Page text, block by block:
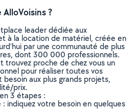
?
leader dédiée aux
à la location de matériel, créée en
par une communauté de plus
dont 300 000 professionnels.
trouvez proche de chez vous un
pour réaliser toutes vos
aux plus grands projets,
prix.
3 étapes :
indiquez votre besoin en quelques